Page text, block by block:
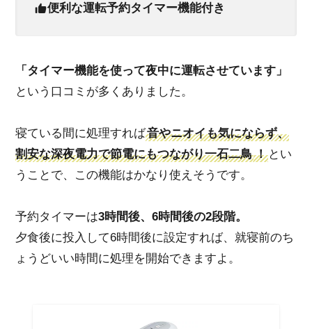
便利な運転予約タイマー機能付き
「タイマー機能を使って夜中に運転させています」
という口コミが多くありました。
寝ている間に処理すれば音やニオイも気にならず、
割安な深夜電力で節電にもつながり一石二鳥 ！ とい
うことで、この機能はかなり使えそうです。
予約タイマーは3時間後、6時間後の2段階。
夕食後に投入して6時間後に設定すれば、就寝前のち
ょうどいい時間に処理を開始できますよ。